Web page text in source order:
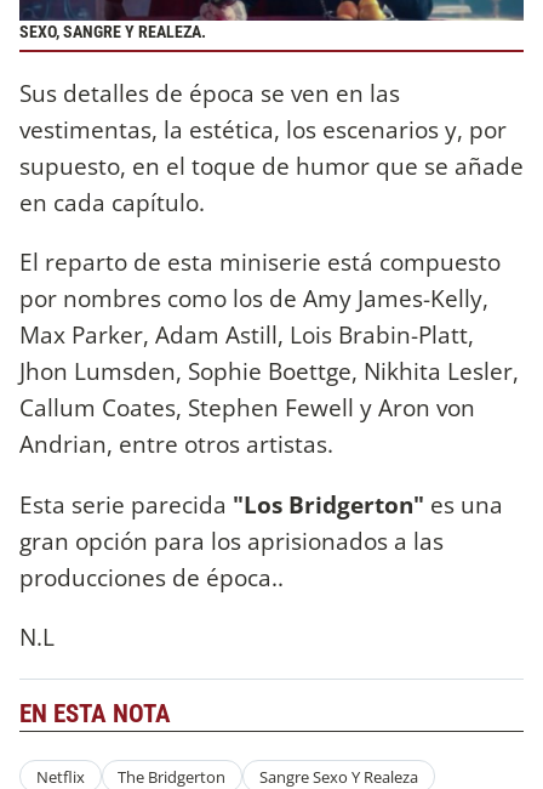
SEXO, SANGRE Y REALEZA.
Sus detalles de época se ven en las
vestimentas, la estética, los escenarios y, por
supuesto, en el toque de humor que se añade
en cada capítulo.
El reparto de esta miniserie está compuesto
por nombres como los de Amy James-Kelly,
Max Parker, Adam Astill, Lois Brabin-Platt,
Jhon Lumsden, Sophie Boettge, Nikhita Lesler,
Callum Coates, Stephen Fewell y Aron von
Andrian, entre otros artistas.
Esta serie parecida "Los Bridgerton" es una
gran opción para los aprisionados a las
producciones de época..
N.L
EN ESTA NOTA
Netflix The Bridgerton Sangre Sexo Y Realeza